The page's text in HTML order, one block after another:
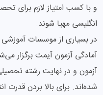
و با کسب امتیاز لازم برای
انگلیسی مهیا شوند.
در بسیاری از موسسات
آمادگی آزمون آیمت برگزار
آزمون و در نهایت رشته
شده‌اند. برای بالا بردن قدرت